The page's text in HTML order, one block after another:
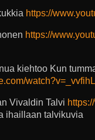
https://
https://
kiehtoo Kun
Vivaldin Talvi
ihaillaan talvikuvia